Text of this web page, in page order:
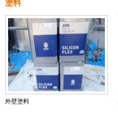
塗料
外壁塗料